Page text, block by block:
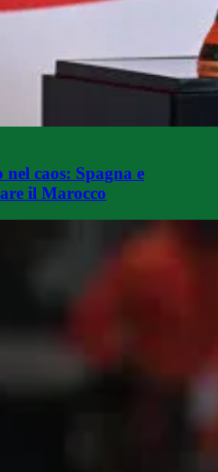
caos: Spagna e
il Marocco